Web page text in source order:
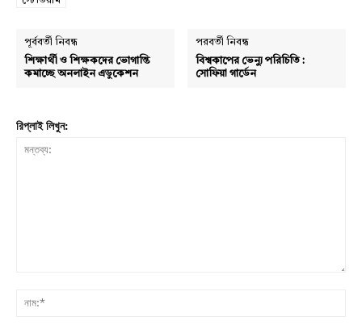
পূর্ববর্তী নিবন্ধ
শিক্ষার্থী ও শিক্ষকদের ভোগান্তি
কমাচ্ছে অনলাইন এডুকেশন
পরবর্তী নিবন্ধ
বিশ্বকাপের ভেন্যু পরিচিতি :
সোফিয়া গার্ডেন
রিপ্লাই লিখুন: